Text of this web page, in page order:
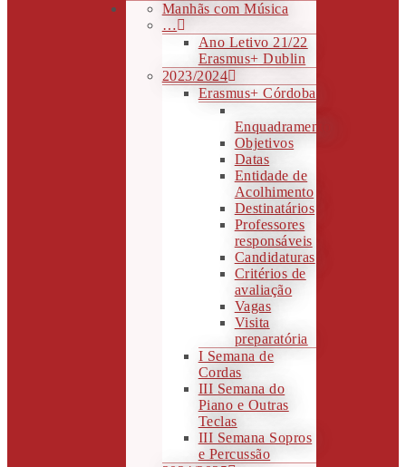
Manhãs com Música
…
Ano Letivo 21/22
Erasmus+ Dublin
2023/2024
Erasmus+ Córdoba
Enquadramento
Objetivos
Datas
Entidade de
Acolhimento
Destinatários
Professores
responsáveis
Candidaturas
Critérios de
avaliação
Vagas
Visita
preparatória
I Semana de
Cordas
III Semana do
Piano e Outras
Teclas
III Semana Sopros
e Percussão